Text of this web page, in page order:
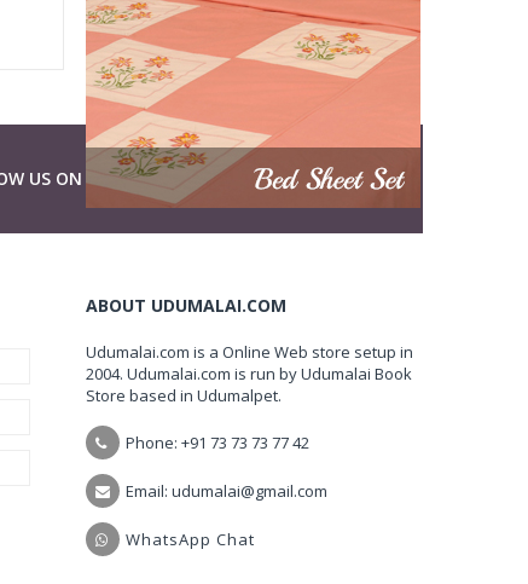
US ON
ABOUT UDUMALAI.COM
Udumalai.com is a Online Web store setup in
2004. Udumalai.com is run by Udumalai Book
Store based in Udumalpet.
Phone: +91 73 73 73 77 42
Email: udumalai@gmail.com
WhatsApp Chat